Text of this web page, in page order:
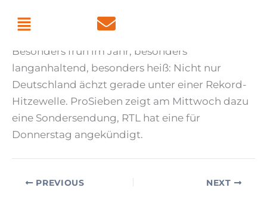
Menu
Byadmin June 24, 2026
Besonders früh im Jahr, besonders
langanhaltend, besonders heiß: Nicht nur
Deutschland ächzt gerade unter einer Rekord-
Hitzewelle. ProSieben zeigt am Mittwoch dazu
eine Sondersendung, RTL hat eine für
Donnerstag angekündigt.
PREVIOUS NEXT